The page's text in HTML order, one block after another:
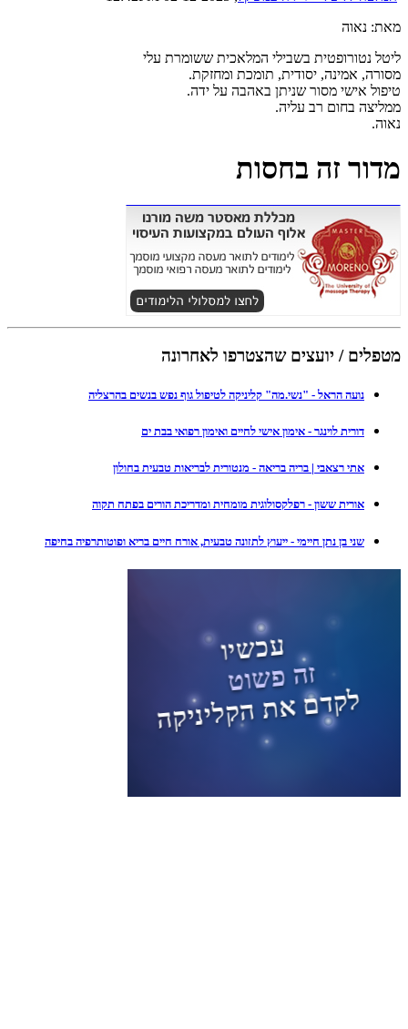
מאת: נאוה
ליטל נטורופטית בשבילי המלאכית ששומרת עלי
מסורה, אמינה, יסודית, תומכת ומחזקת.
טיפול אישי מסור שניתן באהבה על ידה.
ממליצה בחום רב עליה.
נאוה.
מדור זה בחסות
מטפלים / יועצים שהצטרפו לאחרונה
נועה הראל - "נשי.מה" קליניקה לטיפול גוף נפש בנשים בהרצליה
דורית לוינגר - אימון אישי לחיים ואימון רפואי בבת ים
אתי רצאבי | בריה בריאה - מנטורית לבריאות טבעית בחולון
אורית ששון - רפלקסולוגית מומחית ומדריכת הורים בפתח תקוה
שני בן נתן חיימי - ייעוץ לתזונה טבעית, אורח חיים בריא ופוטותרפיה בחיפה